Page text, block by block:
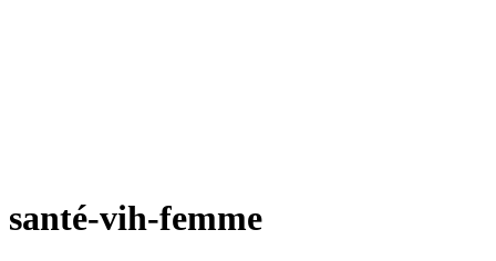
santé-vih-femme